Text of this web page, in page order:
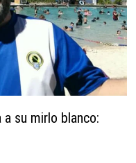
su mirlo blanco: